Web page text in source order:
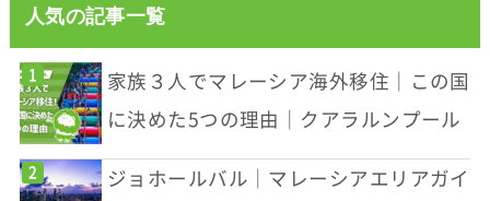
人気の記事一覧
家族３人でマレーシア海外移住｜この国
に決めた5つの理由｜クアラルンプール
ジョホールバル｜マレーシアエリアガイ